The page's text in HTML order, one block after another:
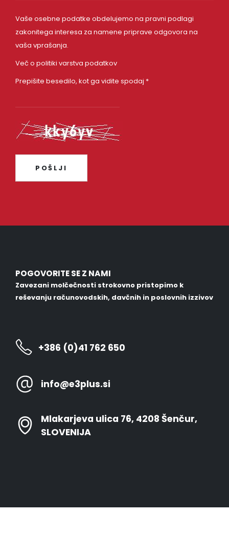
Vaše osebne podatke obdelujemo na pravni podlagi
zakonitega interesa za namene priprave odgovora na
vaša vprašanja.
Več o politiki varstva podatkov
Prepišite besedilo, kot ga vidite spodaj *
POGOVORITE SE Z NAMI
Zavezani molčečnosti strokovno pristopimo k
reševanju računovodskih, davčnih in poslovnih izzivov
+386 (0)41 762 650
info@e3plus.si
Mlakarjeva ulica 76, 4208 Šenčur,
SLOVENIJA